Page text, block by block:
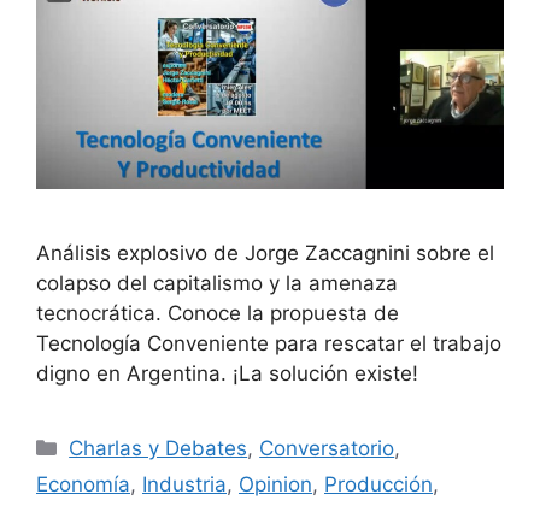
Análisis explosivo de Jorge Zaccagnini sobre el
colapso del capitalismo y la amenaza
tecnocrática. Conoce la propuesta de
Tecnología Conveniente para rescatar el trabajo
digno en Argentina. ¡La solución existe!
Charlas y Debates, Conversatorio,
Economía, Industria, Opinion, Producción,